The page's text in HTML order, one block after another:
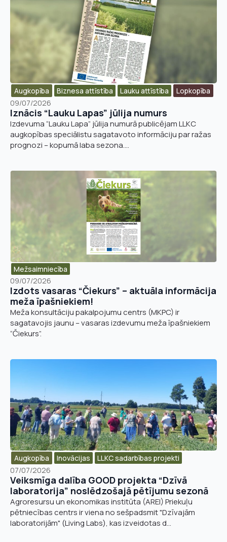
Augkopība Biznesa attīstība​ Lauku attīstība
Lopkopība
09/07/2026
Iznācis “Lauku Lapas” jūlija numurs
Izdevuma “Lauku Lapa” jūlija numurā publicējam LLKC
augkopības speciālistu sagatavoto informāciju par ražas
prognozi – kopumā laba sezona....
Mežsaimniecība
09/07/2026
Izdots vasaras “Čiekurs” – aktuāla informācija
meža īpašniekiem!
Meža konsultāciju pakalpojumu centrs (MKPC) ir
sagatavojis jaunu – vasaras izdevumu meža īpašniekiem
“Čiekurs”.
Augkopība Inovācijas
LLKC sadarbības projekti
07/07/2026
Veiksmīga dalība GOOD projekta “Dzīvā
laboratorija” noslēdzošajā pētījumu sezonā
Agroresursu un ekonomikas institūta (AREI) Priekuļu
pētniecības centrs ir viena no sešpadsmit "Dzīvajām
laboratorijām" (Living Labs), kas izveidotas d...
Vārds*
Uzvārds*
Telefons*
E-pasts
Pievieno savu CV un motivācijas vēstuli
Jūs varat augšupielādēt līdz 2 failiem.
Nosūtīt pieteikumu
Vārds, uzvārds*
Uzņēmuma reģistrācijas numurs:
Kontakttālrunis
L
a
y
o
u
t
r
e
ģ
i
r
i
j
a
s
Pamatnozare
Piezīmes